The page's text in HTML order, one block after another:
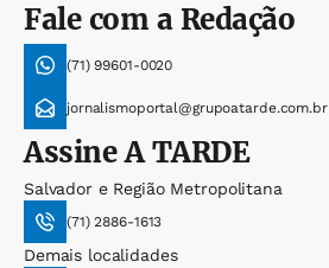
Fale com a Redação
(71) 99601-0020
jornalismoportal@grupoatarde.com.br
AssineA TARDE
Salvador e Região Metropolitana
(71) 2886-1613
Demais localidades